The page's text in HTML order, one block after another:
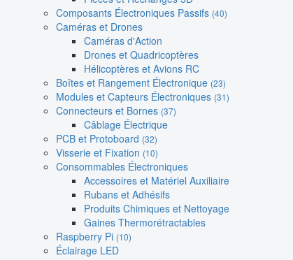
Composants Électroniques Passifs (40)
Caméras et Drones
Caméras d'Action
Drones et Quadricoptères
Hélicoptères et Avions RC
Boîtes et Rangement Électronique (23)
Modules et Capteurs Électroniques (31)
Connecteurs et Bornes (37)
Câblage Électrique
PCB et Protoboard (32)
Visserie et Fixation (10)
Consommables Électroniques
Accessoires et Matériel Auxiliaire
Rubans et Adhésifs
Produits Chimiques et Nettoyage
Gaines Thermorétractables
Raspberry Pi (10)
Éclairage LED